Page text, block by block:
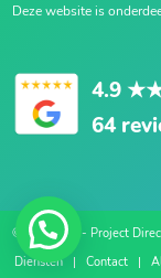
Deze website is
4.9
64
© Copyright - Project
Diensten
Contact